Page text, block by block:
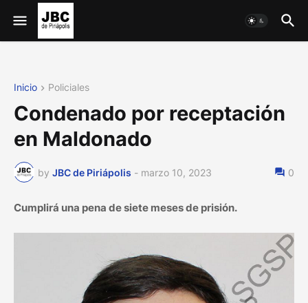
Inicio Policiales
Condenado por receptación
en Maldonado
by JBC de Piriápolis - marzo 10, 2023 0
Cumplirá una pena de siete meses de prisión.